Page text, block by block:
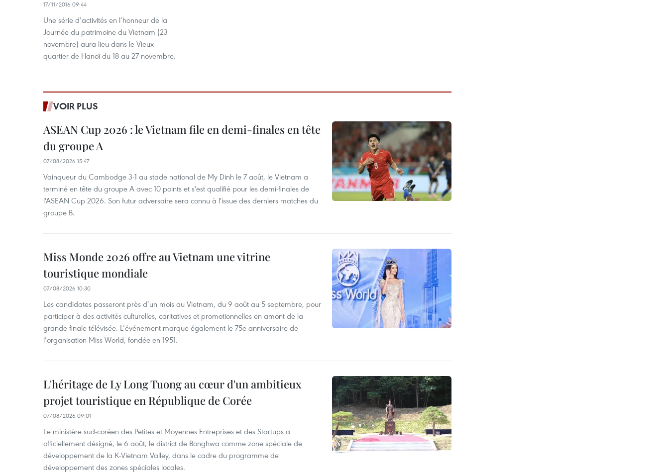
17/11/2016 09:44
Une série d’activités en l’honneur de la
Journée du patrimoine du Vietnam (23
novembre) aura lieu dans le Vieux
quartier de Hanoï du 18 au 27 novembre.
VOIR PLUS
ASEAN Cup 2026 : le Vietnam file en demi-finales en tête
du groupe A
07/08/2026 15:47
Vainqueur du Cambodge 3-1 au stade national de My Dinh le 7 août, le Vietnam a
terminé en tête du groupe A avec 10 points et s'est qualifié pour les demi-finales de
l'ASEAN Cup 2026. Son futur adversaire sera connu à l'issue des derniers matches du
groupe B.
Miss Monde 2026 offre au Vietnam une vitrine
touristique mondiale
07/08/2026 10:30
Les candidates passeront près d’un mois au Vietnam, du 9 août au 5 septembre, pour
participer à des activités culturelles, caritatives et promotionnelles en amont de la
grande finale télévisée. L’événement marque également le 75e anniversaire de
l’organisation Miss World, fondée en 1951.
L'héritage de Ly Long Tuong au cœur d'un ambitieux
projet touristique en République de Corée
07/08/2026 09:01
Le ministère sud-coréen des Petites et Moyennes Entreprises et des Startups a
officiellement désigné, le 6 août, le district de Bonghwa comme zone spéciale de
développement de la K-Vietnam Valley, dans le cadre du programme de
développement des zones spéciales locales.